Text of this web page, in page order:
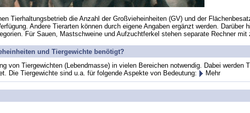
Tierhaltungsbetrieb die Anzahl der Großvieheinheiten (GV) und der
Andere Tierarten können durch eigene Angaben ergänzt werden.
Für Sauen, Mastschweine und Aufzuchtferkel stehen separate Rechner
und Tiergewichte benötigt?
von Tiergewichten (Lebendmasse) in vielen Bereichen notwendig. Dabei
Die Tiergewichte sind u.a. für folgende Aspekte von Bedeutung:
Mehr